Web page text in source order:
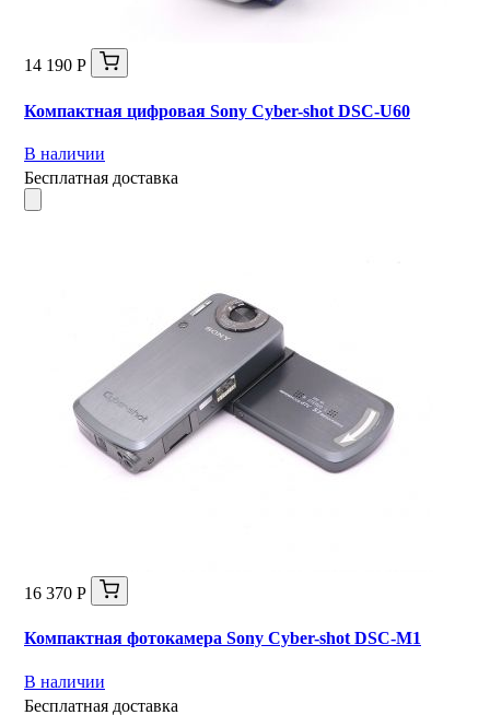
14 190 Р
Компактная цифровая Sony Cyber-shot DSC-U60
В наличии
Бесплатная доставка
16 370 Р
Компактная фотокамера Sony Cyber-shot DSC-M1
В наличии
Бесплатная доставка